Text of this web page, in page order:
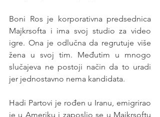
Boni Ros je korporativna predsednica
Majkrsofta i ima svoj studio za video
igre. Ona je odlučna da regrutuje više
žena u svoj tim. Međutim u mnogo
slučajeva ne postoji način da to uradi
jer jednostavno nema kandidata.
Hadi Partovi je rođen u Iranu, emigrirao
je u Ameriku i zaposlio se u Majkrsoftu